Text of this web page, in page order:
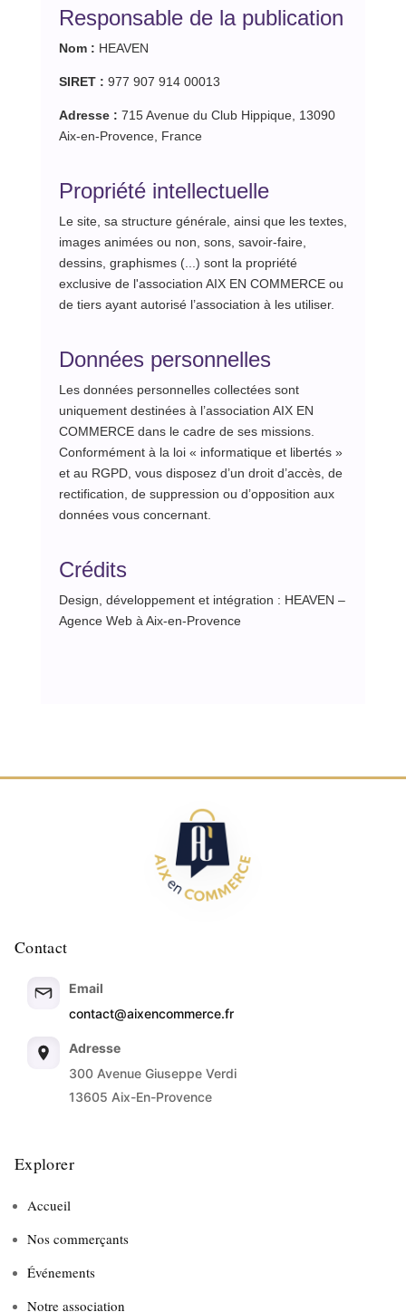
Responsable de la publication
Nom : HEAVEN
SIRET : 977 907 914 00013
Adresse : 715 Avenue du Club Hippique, 13090
Aix-en-Provence, France
Propriété intellectuelle
Le site, sa structure générale, ainsi que les textes,
images animées ou non, sons, savoir-faire,
dessins, graphismes (...) sont la propriété
exclusive de l'association AIX EN COMMERCE ou
de tiers ayant autorisé l’association à les utiliser.
Données personnelles
Les données personnelles collectées sont
uniquement destinées à l’association AIX EN
COMMERCE dans le cadre de ses missions.
Conformément à la loi « informatique et libertés »
et au RGPD, vous disposez d’un droit d’accès, de
rectification, de suppression ou d’opposition aux
données vous concernant.
Crédits
Design, développement et intégration : HEAVEN –
Agence Web à Aix-en-Provence
Contact
Email
contact@aixencommerce.fr
Adresse
300 Avenue Giuseppe Verdi
13605 Aix-En-Provence
Explorer
Accueil
Nos commerçants
Événements
Notre association